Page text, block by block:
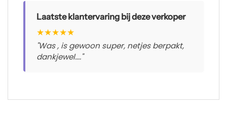
Laatste klantervaring bij deze verkoper
★★★★★
"Was , is gewoon super, netjes berpakt,
dankjewel...."